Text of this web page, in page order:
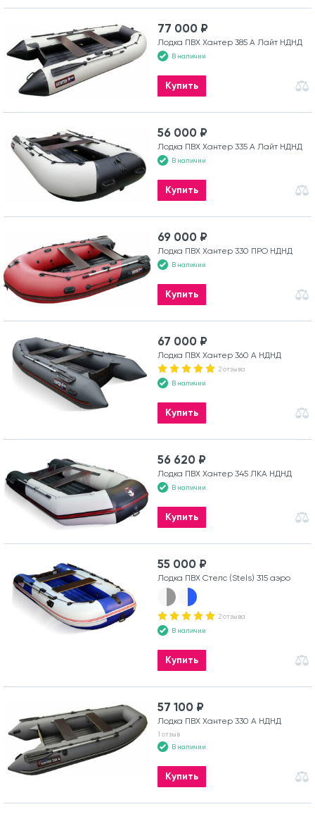
77 000 ₽
Лодка ПВХ Хантер 385 А Лайт НДНД
В наличии
Купить
56 000 ₽
Лодка ПВХ Хантер 335 А Лайт НДНД
В наличии
Купить
69 000 ₽
Лодка ПВХ Хантер 330 ПРО НДНД
В наличии
Купить
67 000 ₽
Лодка ПВХ Хантер 360 А НДНД
2 отзыва
В наличии
Купить
56 620 ₽
Лодка ПВХ Хантер 345 ЛКА НДНД
В наличии
Купить
55 000 ₽
Лодка ПВХ Стелс (Stels) 315 аэро
2 отзыва
В наличии
Купить
57 100 ₽
Лодка ПВХ Хантер 330 А НДНД
1 отзыв
В наличии
Купить